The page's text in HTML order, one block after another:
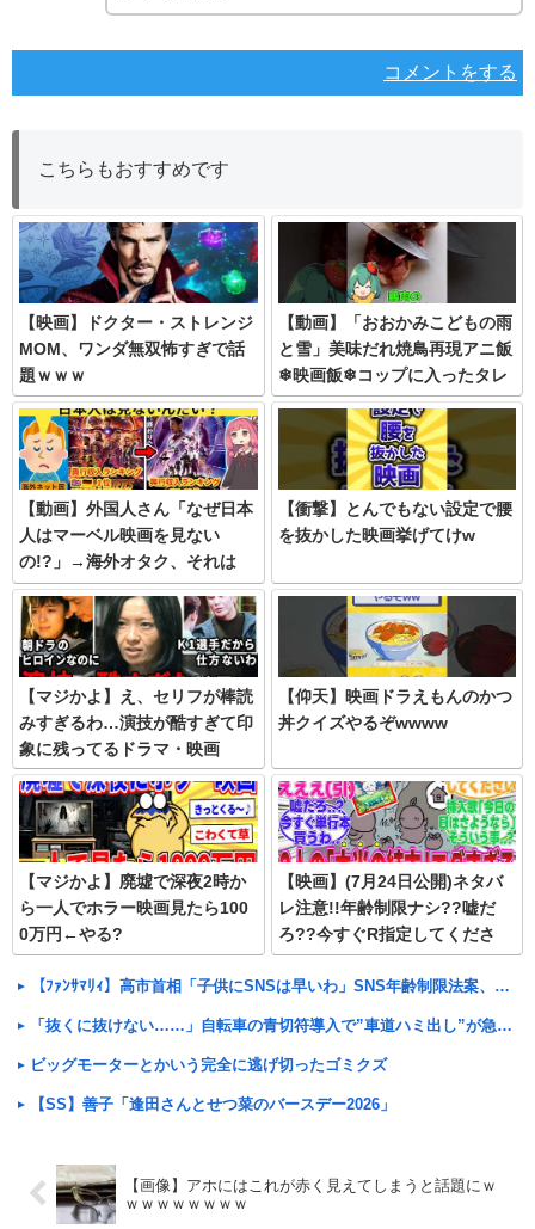
コメントをする
こちらもおすすめです
【映画】ドクター・ストレンジ
MOM、ワンダ無双怖すぎで話
題ｗｗｗ
【動画】「おおかみこどもの雨
と雪」美味だれ焼鳥再現アニ飯
❄映画飯❄コップに入ったタレ
につけて食べる長野県の焼き鳥
【動画】外国人さん「なぜ日本
人はマーベル映画を見ない
の!?」→海外オタク、それは
ね…
【衝撃】とんでもない設定で腰
を抜かした映画挙げてけw
【マジかよ】え、セリフが棒読
みすぎるわ…演技が酷すぎて印
象に残ってるドラマ・映画
【仰天】映画ドラえもんのかつ
丼クイズやるぞwwww
【マジかよ】廃墟で深夜2時か
ら一人でホラー映画見たら100
0万円←やる?
【映画】(7月24日公開)ネタバ
レ注意!!年齢制限ナシ??嘘だ
ろ??今すぐR指定してくださ
い!!ヒトハフタバの本当のラス
トがエグすぎる..
【ﾌｧﾝｻﾏﾘｨ】高市首相「子供にSNSは早いわ」SNS年齢制限法案、こども政策担当大臣に提出検討を指示
「抜くに抜けない……」自転車の青切符導入で”車道ハミ出し”が急増中
ビッグモーターとかいう完全に逃げ切ったゴミクズ
【SS】善子「逢田さんとせつ菜のバースデー2026」
【画像】アホにはこれが赤く見えてしまうと話題にｗ
ｗｗｗｗｗｗｗｗ